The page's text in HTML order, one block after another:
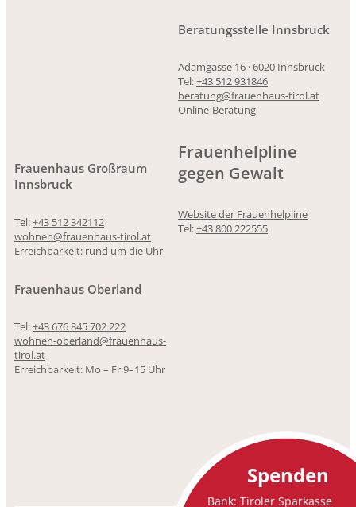
Beratungsstelle Innsbruck
Adamgasse 16 · 6020 Innsbruck
Tel:+43 512 931846
beratung@frauenhaus-tirol.at
Online-Beratung
Frauenhaus Großraum
Innsbruck
Tel:+43 512 342112
wohnen@frauenhaus-tirol.at
Erreichbarkeit: rund um die Uhr
Frauenhaus Oberland
Tel:+43 676 845 702 222
wohnen-oberland@frauenhaus-
tirol.at
Erreichbarkeit: Mo – Fr 9–15 Uhr
Frauenhelpline
gegen Gewalt
Website der Frauenhelpline
Tel:+43 800 222555
Spenden
Bank: Tiroler Sparkasse